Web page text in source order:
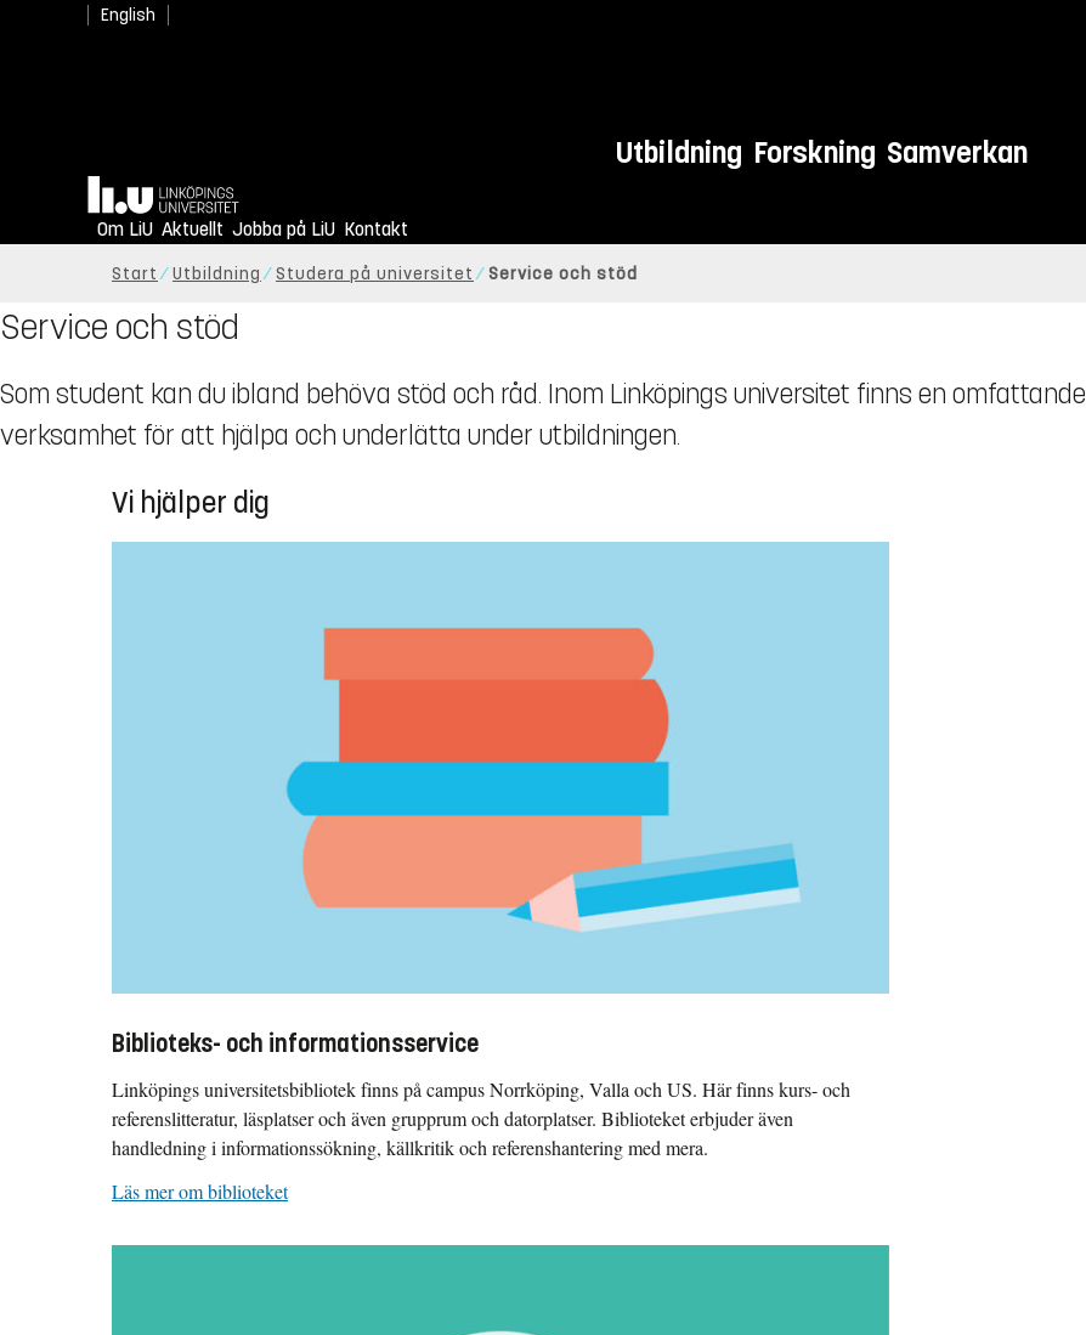
English
Utbildning Forskning Samverkan
Hem
Om LiU Aktuellt Jobba på LiU Kontakt
Start Utbildning Studera på universitet Service och stöd
Service och stöd
Som student kan du ibland behöva stöd och råd. Inom Linköpings universitet finns en omfattande
verksamhet för att hjälpa och underlätta under utbildningen.
Vi hjälper dig
Biblioteks- och informationsservice
Linköpings universitetsbibliotek finns på campus Norrköping, Valla och US. Här finns kurs- och
referenslitteratur, läsplatser och även grupprum och datorplatser. Biblioteket erbjuder även
handledning i informationssökning, källkritik och referenshantering med mera.
Läs mer om biblioteket